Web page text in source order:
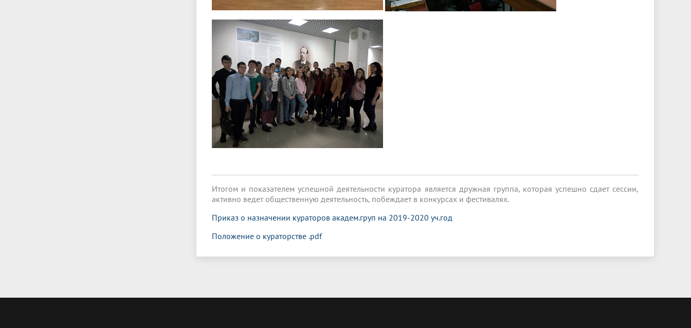
Итогом и показателем успешной деятельности куратора является дружная группа, которая успешно сдает сессии,
активно ведет общественную деятельность, побеждает в конкурсах и фестивалях.
Приказ о назначении кураторов академ.груп на 2019-2020 уч.год
Положение о кураторстве .pdf